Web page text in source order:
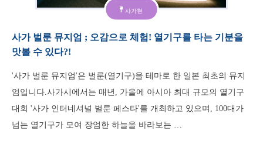
사가현
사가 벌룬 뮤지엄 ; 오감으로 체험! 열기구를 타는 기분을
맛볼 수 있다?!
'사가 벌룬 뮤지엄'은 벌룬(열기구)을 테마로 한 일본 최초의 뮤지
엄입니다.사가시에서는 매년, 가을에 아시아 최대 규모의 열기구
대회 '사가 인터네셔널 벌룬 페스타'를 개최하고 있으며, 100대가
넘는 열기구가 모여 장엄한 하늘을 바라보는 …